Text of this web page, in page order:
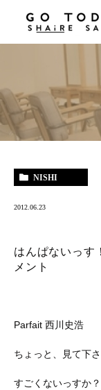
NISHI
2012.06.23
はんぱないっ
メント
Parfait 西川史浩
ちょっと、見て下さ
すごくないっすか？